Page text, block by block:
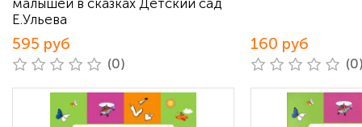
малышей в сказках Детский сад
Е.Ульева
595 руб
(0)
160 руб